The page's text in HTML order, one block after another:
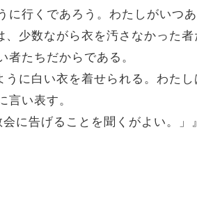
に行くであろう。わたしがいつ
少数ながら衣を汚さなかった
者たちだからである。
に白い衣を着せられる。わた
言い表す。
に告げることを聞くがよい。」』